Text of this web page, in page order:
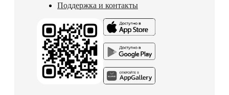
Поддержка и контакты